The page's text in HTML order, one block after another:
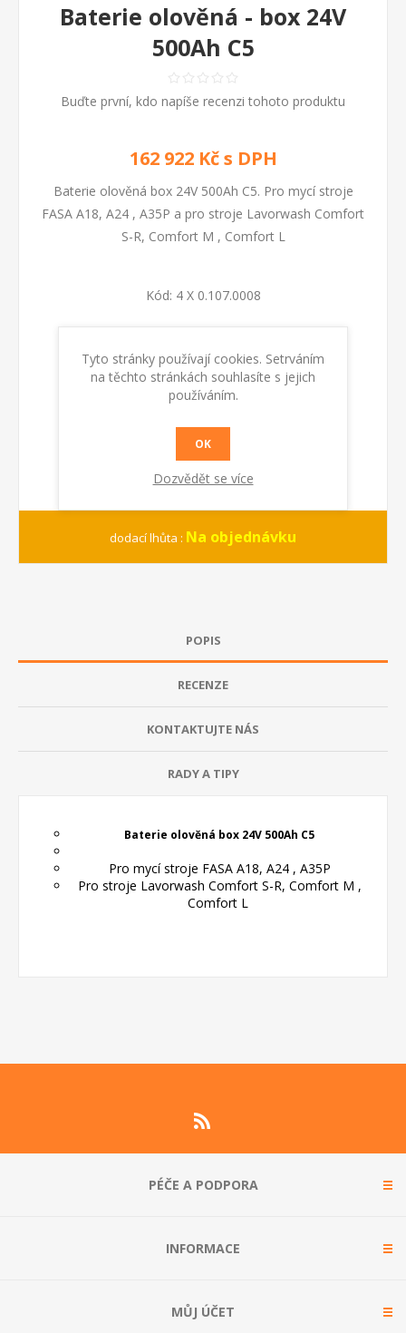
Baterie olověná - box 24V
500Ah C5
Buďte první, kdo napíše recenzi tohoto produktu
162 922 Kč s DPH
Baterie olověná box 24V 500Ah C5. Pro mycí stroje
FASA A18, A24 , A35P a pro stroje Lavorwash Comfort
S-R, Comfort M , Comfort L
Kód: 4 X 0.107.0008
KOUPIT
dodací lhůta : Na objednávku
POPIS
RECENZE
KONTAKTUJTE NÁS
RADY A TIPY
Baterie olověná box 24V 500Ah C5
Pro mycí stroje FASA A18, A24 , A35P
Pro stroje Lavorwash Comfort S-R, Comfort M ,
Comfort L
PÉČE A PODPORA
INFORMACE
MŮJ ÚČET
Tyto stránky používají cookies. Setrváním
na těchto stránkách souhlasíte s jejich
používáním.
OK
Dozvědět se více